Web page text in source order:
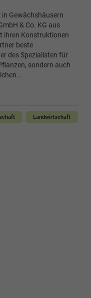
Gewächshäusern
& Co. KG aus
ihren Konstruktionen
beste
des Spezialisten für
sondern auch
Landwirtschaft